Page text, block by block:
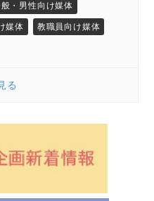
・男性向け媒体
媒体 教職員向け媒体
る